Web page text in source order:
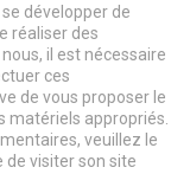
développer de
réaliser des
il est nécessaire
ces
de vous proposer le
matériels appropriés.
veuillez le
de visiter son site